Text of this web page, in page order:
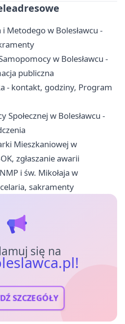
Metodego w Bolesławcu -
w Bolesławcu -
publiczna
- kontakt, godziny, Program
Społecznej w Bolesławcu -
Mieszkaniowej w
zgłaszanie awarii
i św. Mikołaja w
sakramenty
się na
SZCZEGÓŁY